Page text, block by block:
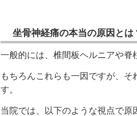
坐骨神経痛の本当の原因とは
一般的には、椎間板ヘルニアや脊
もちろんこれらも一因ですが、
す。
当院では、以下のような視点で原